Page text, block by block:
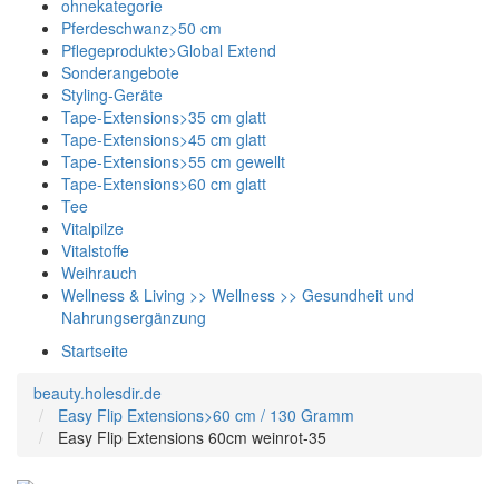
ohnekategorie
Pferdeschwanz>50 cm
Pflegeprodukte>Global Extend
Sonderangebote
Styling-Geräte
Tape-Extensions>35 cm glatt
Tape-Extensions>45 cm glatt
Tape-Extensions>55 cm gewellt
Tape-Extensions>60 cm glatt
Tee
Vitalpilze
Vitalstoffe
Weihrauch
Wellness & Living >> Wellness >> Gesundheit und
Nahrungsergänzung
Startseite
beauty.holesdir.de
Easy Flip Extensions>60 cm / 130 Gramm
Easy Flip Extensions 60cm weinrot-35